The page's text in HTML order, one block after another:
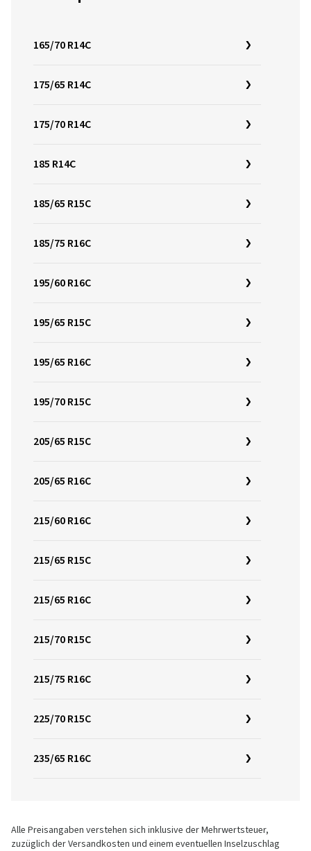
165/70 R14C
175/65 R14C
175/70 R14C
185 R14C
185/65 R15C
185/75 R16C
195/60 R16C
195/65 R15C
195/65 R16C
195/70 R15C
205/65 R15C
205/65 R16C
215/60 R16C
215/65 R15C
215/65 R16C
215/70 R15C
215/75 R16C
225/70 R15C
235/65 R16C
Alle Preisangaben verstehen sich inklusive der Mehrwertsteuer,
zuzüglich der Versandkosten und einem eventuellen Inselzuschlag